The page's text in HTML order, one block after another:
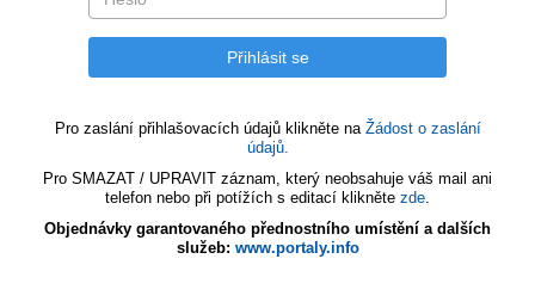
Pro zaslání přihlašovacích údajů klikněte na Žádost o zaslání
údajů.
Pro SMAZAT / UPRAVIT záznam, který neobsahuje váš mail ani
telefon nebo při potížích s editací klikněte zde.
Objednávky garantovaného přednostního umístění a dalších
služeb: www.portaly.info